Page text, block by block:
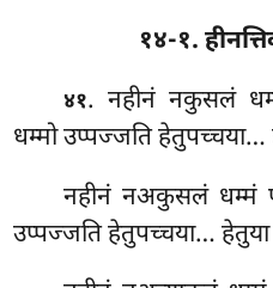
१४-१.
४१. नहीनं नकुसलं
धम्मो उप्पज्जति
नहीनं नअकुसलं धम्मं
उप्पज्जति हेतुपच्चया… हेतुया